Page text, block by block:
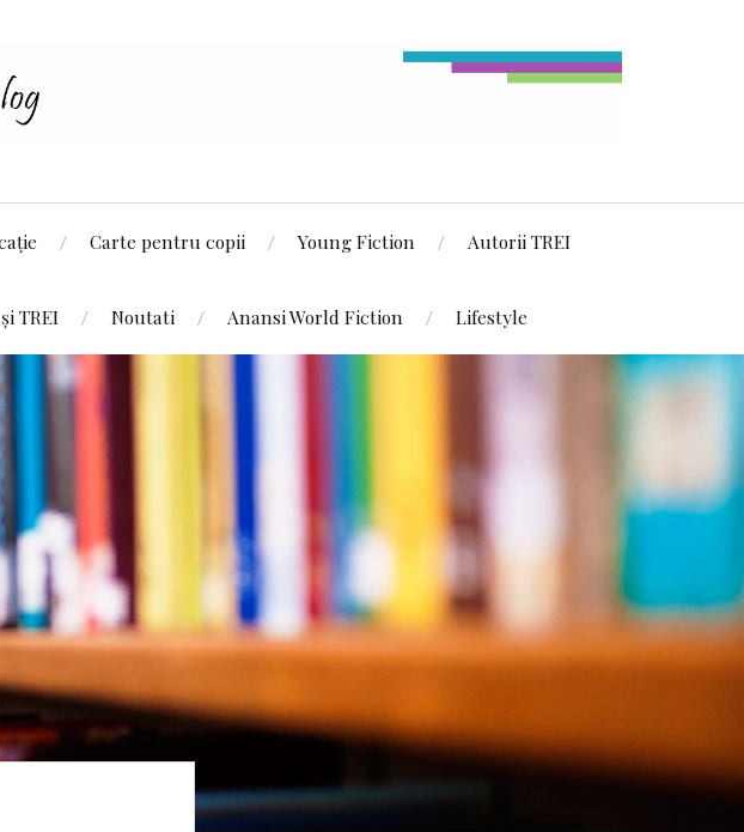
Carte pentru copii Young Fiction Autorii TREI
TREI Noutati Anansi World Fiction Lifestyle